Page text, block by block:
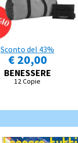
Sconto del 43%
€ 20,00
BENESSERE
12 Copie